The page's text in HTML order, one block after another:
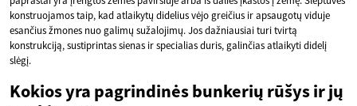
konstruojamos taip, kad atlaikytų didelius vėjo greičius ir apsaugotų viduje
esančius žmones nuo galimų sužalojimų. Jos dažniausiai turi tvirtą
konstrukciją, sustiprintas sienas ir specialias duris, galinčias atlaikyti didelį
slėgį.
Kokios yra pagrindinės bunkerių rūšys ir jų